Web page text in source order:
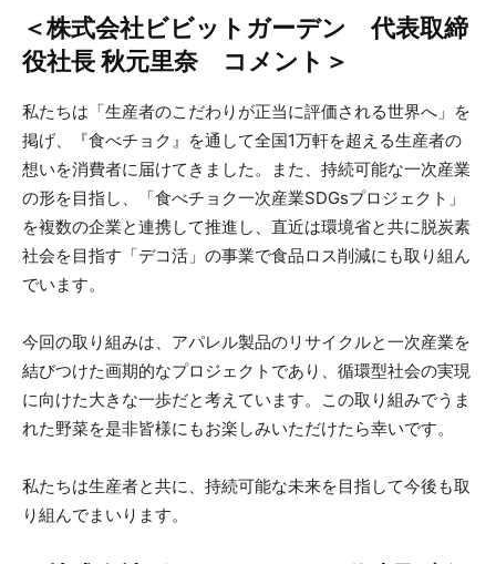
＜株式会社ビビットガーデン 代表取締
役社長 秋元里奈 コメント＞
私たちは「生産者のこだわりが正当に評価される世界へ」を
掲げ、『食べチョク』を通して全国1万軒を超える生産者の
想いを消費者に届けてきました。また、持続可能な一次産業
の形を目指し、「食べチョク一次産業SDGsプロジェクト」
を複数の企業と連携して推進し、直近は環境省と共に脱炭素
社会を目指す「デコ活」の事業で食品ロス削減にも取り組ん
でいます。
今回の取り組みは、アパレル製品のリサイクルと一次産業を
結びつけた画期的なプロジェクトであり、循環型社会の実現
に向けた大きな一歩だと考えています。この取り組みでうま
れた野菜を是非皆様にもお楽しみいただけたら幸いです。
私たちは生産者と共に、持続可能な未来を目指して今後も取
り組んでまいります。